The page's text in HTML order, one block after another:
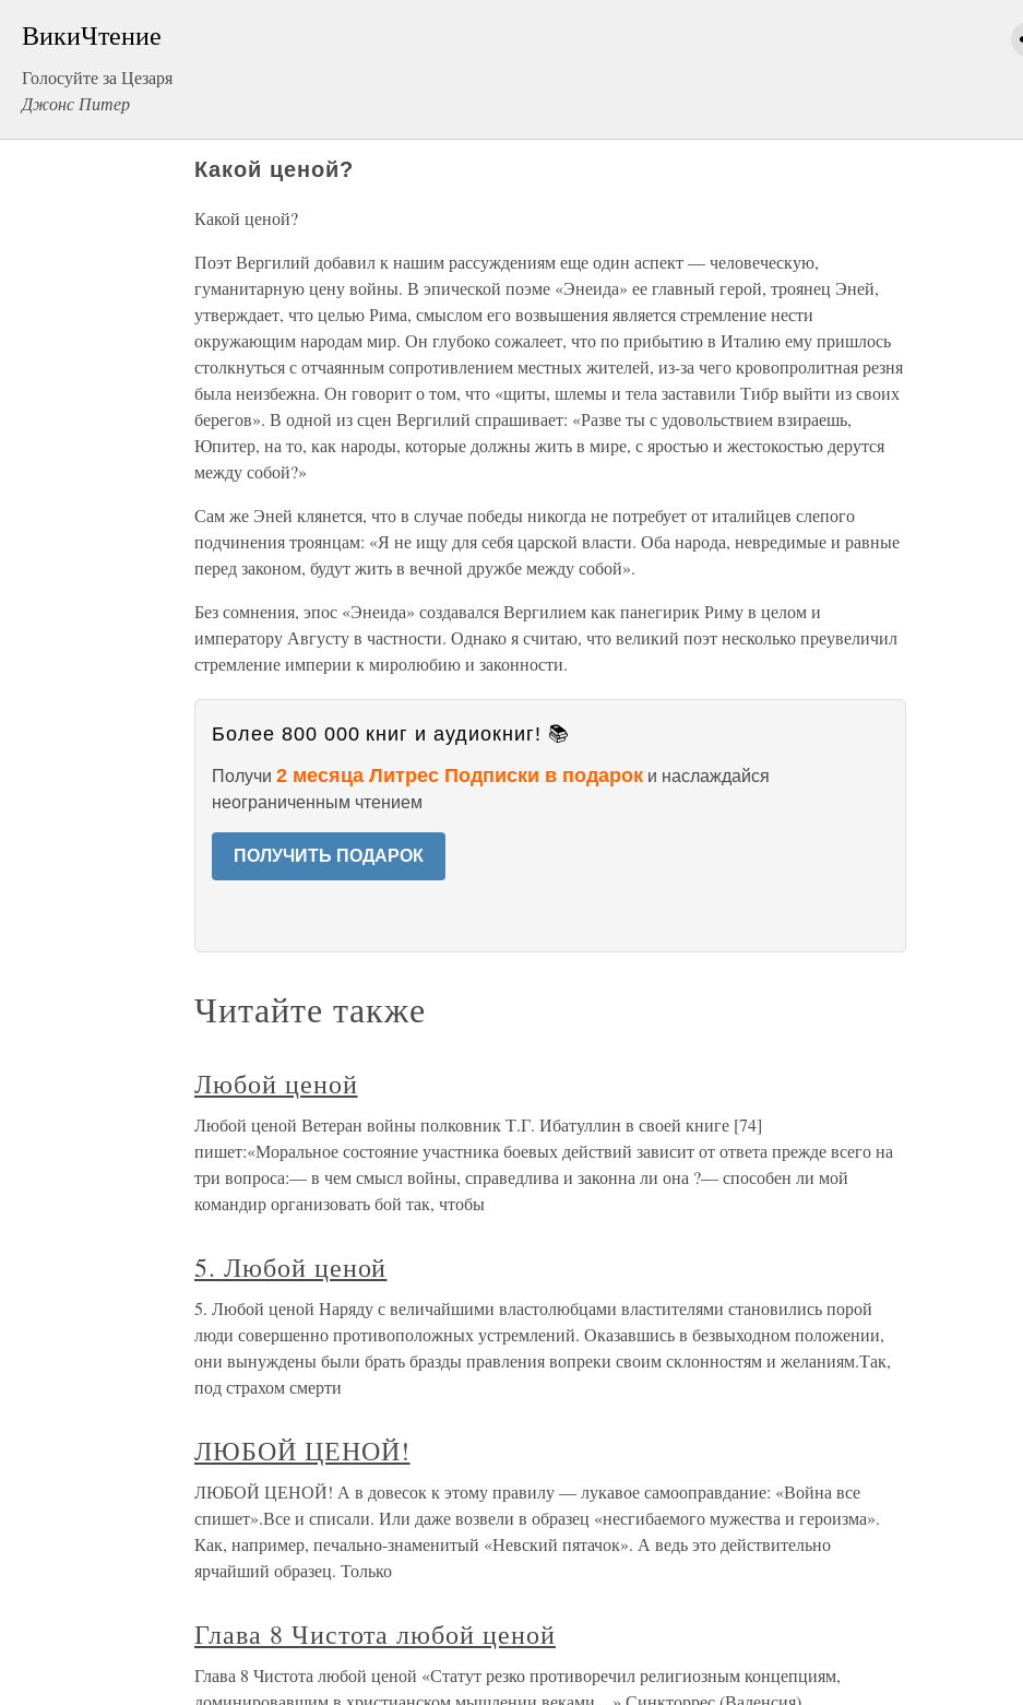
ВикиЧтение
Голосуйте за Цезаря
Джонс Питер
Какой ценой?
Какой ценой?
Поэт Вергилий добавил к нашим рассуждениям еще один аспект — человеческую,
гуманитарную цену войны. В эпической поэме «Энеида» ее главный герой, троянец Эней,
утверждает, что целью Рима, смыслом его возвышения является стремление нести
окружающим народам мир. Он глубоко сожалеет, что по прибытию в Италию ему пришлось
столкнуться с отчаянным сопротивлением местных жителей, из-за чего кровопролитная резня
была неизбежна. Он говорит о том, что «щиты, шлемы и тела заставили Тибр выйти из своих
берегов». В одной из сцен Вергилий спрашивает: «Разве ты с удовольствием взираешь,
Юпитер, на то, как народы, которые должны жить в мире, с яростью и жестокостью дерутся
между собой?»
Сам же Эней клянется, что в случае победы никогда не потребует от италийцев слепого
подчинения троянцам: «Я не ищу для себя царской власти. Оба народа, невредимые и равные
перед законом, будут жить в вечной дружбе между собой».
Без сомнения, эпос «Энеида» создавался Вергилием как панегирик Риму в целом и
императору Августу в частности. Однако я считаю, что великий поэт несколько преувеличил
стремление империи к миролюбию и законности.
Более 800 000 книг и аудиокниг! 📚
Получи 2 месяца Литрес Подписки в подарок и наслаждайся
неограниченным чтением
ПОЛУЧИТЬ ПОДАРОК
Читайте также
Любой ценой
Любой ценой Ветеран войны полковник Т.Г. Ибатуллин в своей книге [74]
пишет:«Моральное состояние участника боевых действий зависит от ответа прежде всего на
три вопроса:— в чем смысл войны, справедлива и законна ли она ?— способен ли мой
командир организовать бой так, чтобы
5. Любой ценой
5. Любой ценой Наряду с величайшими властолюбцами властителями становились порой
люди совершенно противоположных устремлений. Оказавшись в безвыходном положении,
они вынуждены были брать бразды правления вопреки своим склонностям и желаниям.Так,
под страхом смерти
ЛЮБОЙ ЦЕНОЙ!
ЛЮБОЙ ЦЕНОЙ! А в довесок к этому правилу — лукавое самооправдание: «Война все
спишет».Все и списали. Или даже возвели в образец «несгибаемого мужества и героизма».
Как, например, печально-знаменитый «Невский пятачок». А ведь это действительно
ярчайший образец. Только
Глава 8 Чистота любой ценой
Глава 8 Чистота любой ценой «Статут резко противоречил религиозным концепциям,